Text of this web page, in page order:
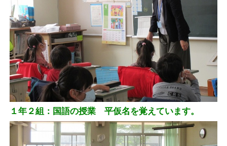
１年２組：国語の授業 平仮名を覚えています。